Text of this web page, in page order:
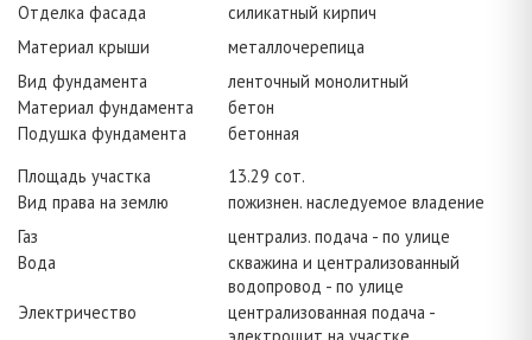
Отделка фасада
силикатный кирпич
Материал крыши
металлочерепица
Вид фундамента
ленточный монолитный
Материал фундамента
бетон
Подушка фундамента
бетонная
Площадь участка
13.29 сот.
Вид права на землю
пожизнен. наследуемое владение
Газ
централиз. подача - по улице
Вода
скважина и централизованный
водопровод - по улице
Электричество
централизованная подача -